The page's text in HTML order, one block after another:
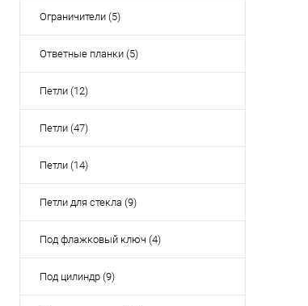
Ограничители (5)
Ответные планки (5)
Петли (12)
Петли (47)
Петли (14)
Петли для стекла (9)
Под флажковый ключ (4)
Под цилиндр (9)